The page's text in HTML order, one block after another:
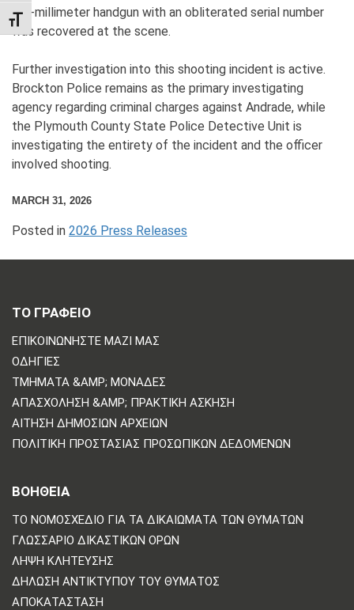
TOGGLE FONT SIZE
A 9-millimeter handgun with an obliterated serial number
was recovered at the scene.
Further investigation into this shooting incident is active.
Brockton Police remains as the primary investigating
agency regarding criminal charges against Andrade, while
the Plymouth County State Police Detective Unit is
investigating the entirety of the incident and the officer
involved shooting.
MARCH 31, 2026
Posted in 2026 Press Releases
ΤΟ ΓΡΑΦΕΙΟ
ΕΠΙΚΟΙΝΩΝΗΣΤΕ ΜΑΖΙ ΜΑΣ
ΟΔΗΓΊΕΣ
ΤΜΉΜΑΤΑ &AMP; ΜΟΝΆΔΕΣ
ΑΠΑΣΧΌΛΗΣΗ &AMP; ΠΡΑΚΤΙΚΉ ΆΣΚΗΣΗ
ΑΊΤΗΣΗ ΔΗΜΌΣΙΩΝ ΑΡΧΕΊΩΝ
ΠΟΛΙΤΙΚΗ ΠΡΟΣΤΑΣΙΑΣ ΠΡΟΣΩΠΙΚΩΝ ΔΕΔΟΜΕΝΩΝ
ΒΟΗΘΕΙΑ
ΤΟ ΝΟΜΟΣΧΈΔΙΟ ΓΙΑ ΤΑ ΔΙΚΑΙΏΜΑΤΑ ΤΩΝ ΘΥΜΆΤΩΝ
ΓΛΩΣΣΆΡΙΟ ΔΙΚΑΣΤΙΚΏΝ ΌΡΩΝ
ΛΉΨΗ ΚΛΉΤΕΥΣΗΣ
ΔΉΛΩΣΗ ΑΝΤΙΚΤΎΠΟΥ ΤΟΥ ΘΎΜΑΤΟΣ
ΑΠΟΚΑΤΆΣΤΑΣΗ